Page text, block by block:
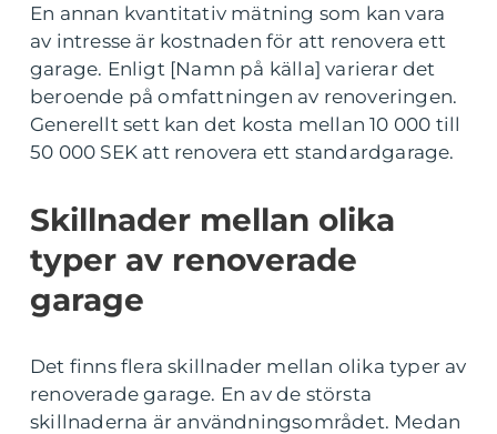
En annan kvantitativ mätning som kan vara
av intresse är kostnaden för att renovera ett
garage. Enligt [Namn på källa] varierar det
beroende på omfattningen av renoveringen.
Generellt sett kan det kosta mellan 10 000 till
50 000 SEK att renovera ett standardgarage.
Skillnader mellan olika
typer av renoverade
garage
Det finns flera skillnader mellan olika typer av
renoverade garage. En av de största
skillnaderna är användningsområdet. Medan